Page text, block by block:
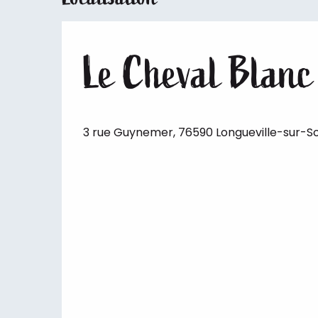
Le Cheval Blanc
3 rue Guynemer, 76590 Longueville-sur-